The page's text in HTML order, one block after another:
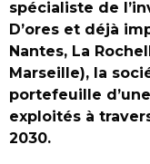
spécialiste de
D’ores et déjà
Nantes, La
Marseille), la
portefeuille
exploités à
2030.